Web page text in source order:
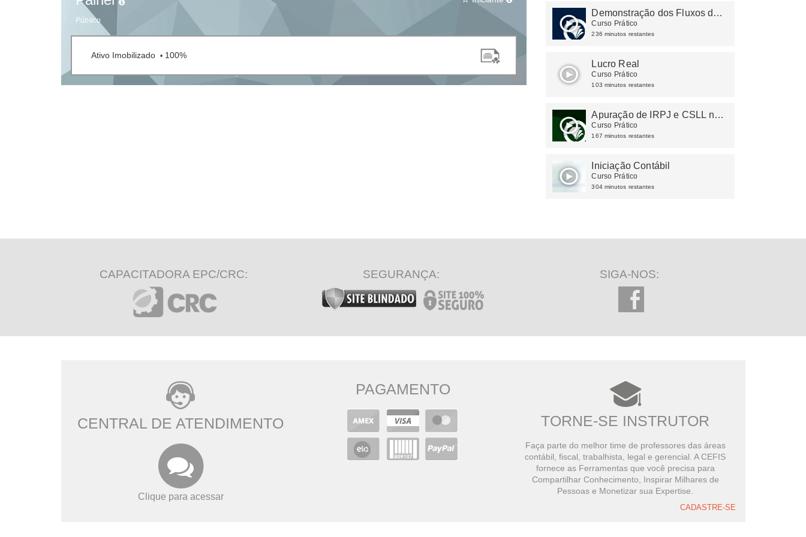
Público
Ativo Imobilizado • 100%
Demonstração dos Fluxos de
Caixa - DFC
Curso Prático
236 minutos restantes
Lucro Real
Curso Prático
103 minutos restantes
Apuração de IRPJ e CSLL no
Lucro Real e no Lucro
Presumido
Curso Prático
167 minutos restantes
Iniciação Contábil
Curso Prático
304 minutos restantes
CAPACITADORA EPC/CRC: SEGURANÇA: SIGA-NOS:
CENTRAL DE ATENDIMENTO
Clique para acessar
PAGAMENTO
TORNE-SE INSTRUTOR
Faça parte do melhor time de professores das áreas
contábil, fiscal, trabalhista, legal e gerencial. A CEFIS
fornece as Ferramentas que você precisa para
Compartilhar Conhecimento, Inspirar Milhares de
Pessoas e Monetizar sua Expertise.
CADASTRE-SE